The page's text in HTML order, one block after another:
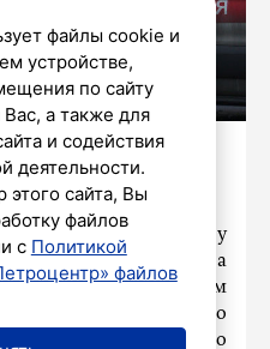
начата по факту
катавшегося на
районе. Об этом
службе Главного
Следственного
файлы cookie и
устройстве,
по сайту
а также для
и содействия
деятельности.
сайта, Вы
файлов
с Политикой
файлов